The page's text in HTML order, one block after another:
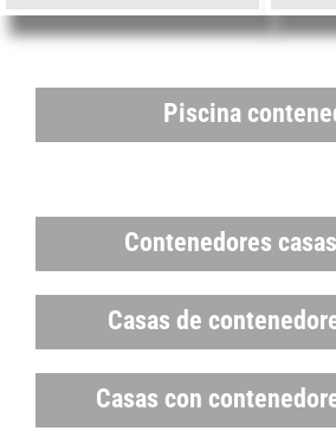
Piscina
Contenedores
Casas de
Casas con